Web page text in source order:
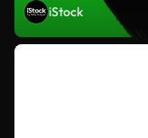
iStock